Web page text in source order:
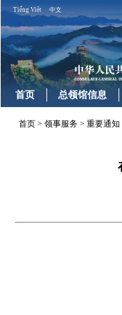
Tiếng Việt 中文
首页 总领馆信息
首页 >领事服务 >重要通知